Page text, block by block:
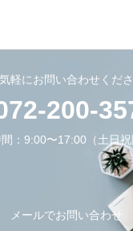
軽にお問い合わせくだ
200-
：9:00〜17:00（土日
メールでお問い合わせ